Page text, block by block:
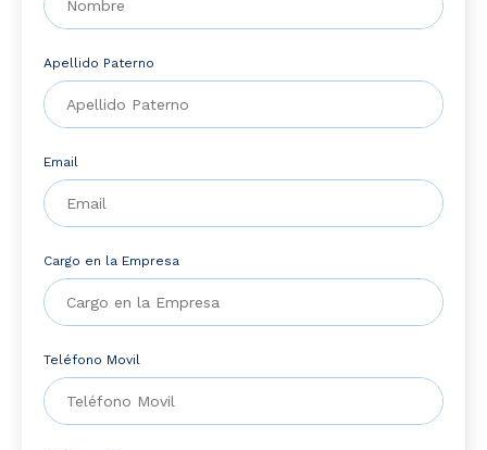
Apellido Paterno
Email
Cargo en la Empresa
Teléfono Movil